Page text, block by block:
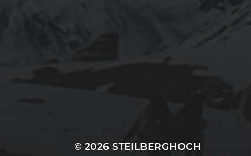
© 2026STEILBERGHOCH